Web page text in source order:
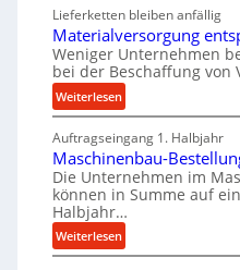
z
t
i
l
e
n
n
i
g
e
W
z
e
u
t
s
h
e
W
s
Lieferketten bleiben anfällig
Materialversorgung
Weniger Unternehmen
bei der Beschaffung von
Weiterlesen:
M
a
t
e
r
i
a
l
Auftragseingang 1. Halbjahr
Maschinenbau-
Die Unternehmen im
können in Summe auf
Halbjahr…
Weiterlesen:
M